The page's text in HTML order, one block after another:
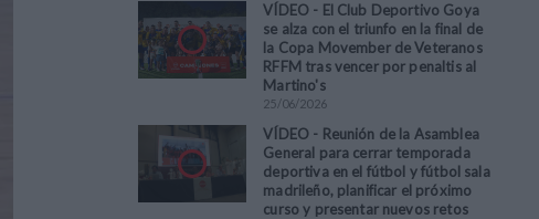
VÍDEO - El Club Deportivo Goya
se alza con el triunfo en la final de
la Copa Movember de Veteranos
RFFM tras vencer por penaltis al
Martino's
25/06/2026
VÍDEO - Reunión de la Asamblea
General para cerrar temporada
deportiva en el fútbol y fútbol sala
madrileño, planificar el próximo
curso y presentar nuevos retos